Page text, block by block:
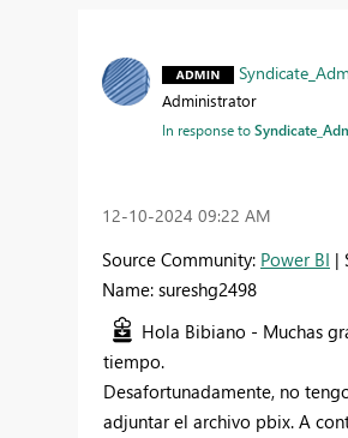
Administrator
In response to
‎12-10-2024 09:22 AM
Source Community: Power BI |
Name: sureshg2498
Hola Bibiano - Muchas
tiempo.
Desafortunadamente, no
adjuntar el archivo pbix. A